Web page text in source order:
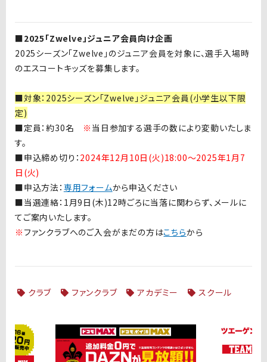
■2025「Zwelve」ジュニア会員向け企画
2025シーズン「Zwelve 」のジュニア会員を対象に、選手入場時
のエスコートキッズを募集します。
■対象：2025シーズン「Zwelve」ジュニア会員(小学生以下限
定)
■定員：約30名 ※ 当日参加する選手の数により変動いたしま
す。
■申込締め切り： 2024年12月10日(火)18:00〜2025年1月7
日(火)
■申込方法： 専用フォームから申込ください
■当選連絡： 1月9 日 (木)12時ごろに当落に関わらず、メールに
てご案内いたします。
※ ファンクラブへのご入会がまだの方はこちらから
クラブ ファンクラブ アカデミー スクール